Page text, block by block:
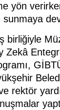
yön
sunmaya
birliğiyle
Zekâ
rektör